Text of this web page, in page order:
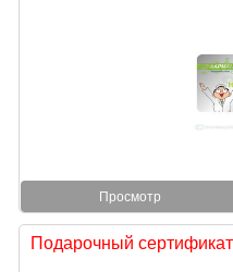
Просмотр
Подарочный